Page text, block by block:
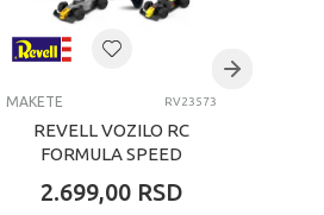
MAKETE RV23573
REVELL VOZILO RC
FORMULA SPEED
2.699,00 RSD